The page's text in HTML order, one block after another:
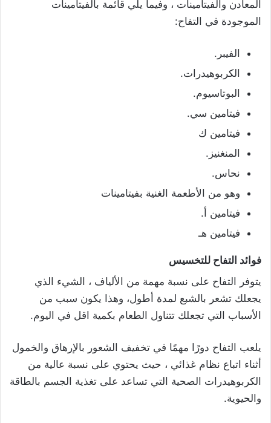
المعادن والفيتامينات ، وفيما يلي قائمة بالفيتامينات
الموجودة في التفاح:
الفيبر.
الكربوهيدرات.
البوتاسيوم.
فيتامين سي.
فيتامين ك
المنغنيز.
نحاس.
وهو من الأطعمة الغنية بفيتامينات
فيتامين أ.
فيتامين هـ
فوائد التفاح للتخسيس
يتوفر التفاح على نسبة مهمة من الألياف ، الشيء الذي
يجعلك تشعر بالشبع لمدة أطول، وهذا يكون سبب من
الأسباب التي تجعلك تتناول الطعام بكمية اقل في اليوم.
يلعب التفاح دورًا مهمًا في تخفيف الشعور بالإرهاق والخمول
أثناء اتباع نظام غذائي ، حيث يحتوي على نسبة عالية من
الكربوهيدرات الصحية التي تساعد على تغذية الجسم بالطاقة
والحيوية.